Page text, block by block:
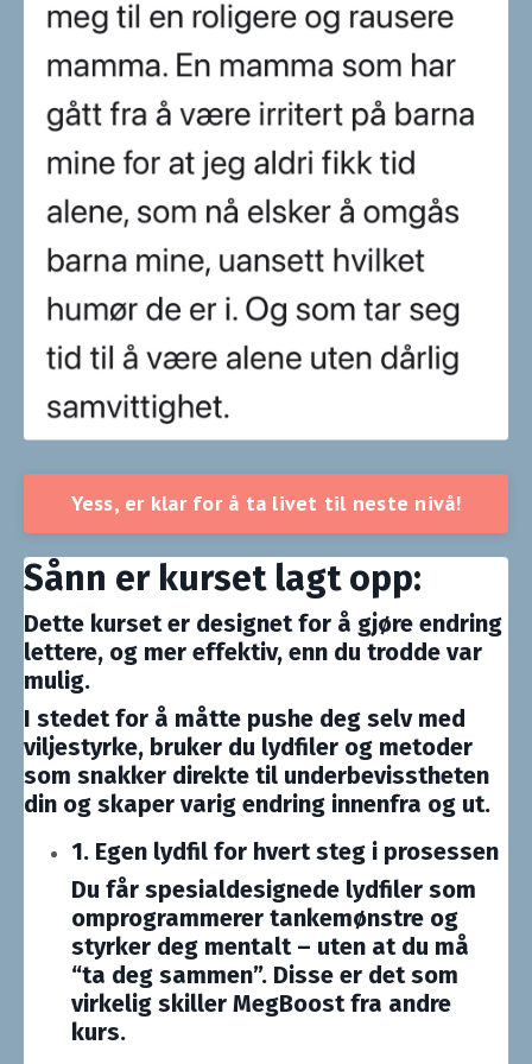
Yess, er klar for å ta livet til neste nivå!
Sånn er kurset lagt opp:
Dette kurset er designet for å gjøre endring
lettere, og mer effektiv, enn du trodde var
mulig.
I stedet for å måtte pushe deg selv med
viljestyrke, bruker du lydfiler og metoder
som snakker direkte til underbevisstheten
din og skaper varig endring innenfra og ut.
1. Egen lydfil for hvert steg i prosessen
Du får spesialdesignede lydfiler som
omprogrammerer tankemønstre og
styrker deg mentalt – uten at du må
“ta deg sammen”. Disse er det som
virkelig skiller MegBoost fra andre
kurs.